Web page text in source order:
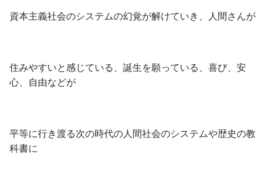
資本主義社会のシステムの幻覚が解けていき、人間さんが
住みやすいと感じている、誕生を願っている、喜び、安
心、自由などが
平等に行き渡る次の時代の人間社会のシステムや歴史の教
科書に